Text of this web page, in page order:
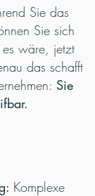
Sie das
Sie sich
wäre, jetzt
das schafft
Sie
Komplexe